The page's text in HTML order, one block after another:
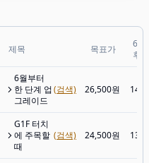
제목 목표가
6개
후
6월부터
한 단계 업
그레이드
(검색) 26,500원
G1F 터치
에 주목할
때
(검색) 24,500원